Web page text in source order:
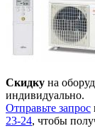
Скидку на
индивидуально.
Отправьте запрос
23-24, чтобы